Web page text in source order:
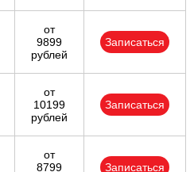
от
9899
рублей
Записаться
от
10199
рублей
Записаться
от
8799
Записаться